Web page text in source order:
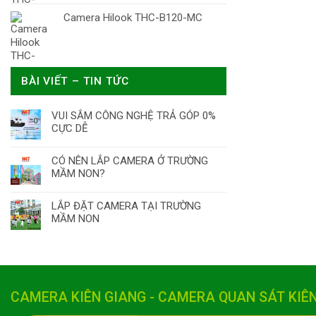
Camera Hilook THC-B120-MC
BÀI VIẾT – TIN TỨC
VUI SẮM CÔNG NGHỆ TRẢ GÓP 0%
CỰC DỄ
CÓ NÊN LẮP CAMERA Ở TRƯỜNG
MẦM NON?
LẮP ĐẶT CAMERA TẠI TRƯỜNG
MẦM NON
CAMERA KIÊN GIANG - CAMERA QUAN SÁT